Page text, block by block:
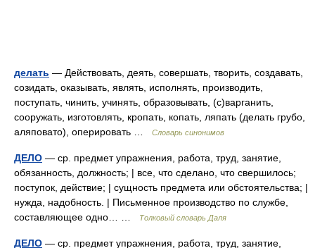
делать — Действовать, деять, совершать, творить, создавать,
созидать, оказывать, являть, исполнять, производить,
поступать, чинить, учинять, образовывать, (с)варганить,
сооружать, изготовлять, кропать, копать, ляпать (делать грубо,
аляповато), оперировать …
Словарь синонимов
ДЕЛО — ср. предмет упражнения, работа, труд, занятие,
обязанность, должность; | все, что сделано, что свершилось;
поступок, действие; | сущность предмета или обстоятельства; |
нужда, надобность. | Письменное производство по службе,
составляющее одно… …
Толковый словарь Даля
ДЕЛО — ср. предмет упражнения, работа, труд, занятие,